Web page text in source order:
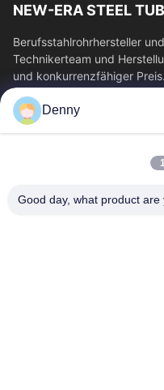
NEW-ERA STEEL
Berufsstahlrohrhersteller
Technikerteam und
und konkurrenzfähiger Preis.
Schnelllinks
Haus
Treten Sie Mit Uns In
Denny
Good day, what product